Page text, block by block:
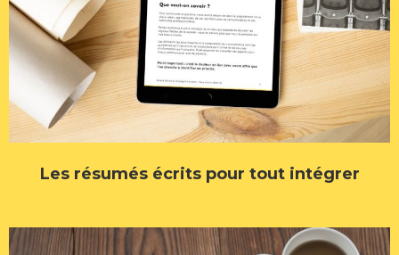
Les résumés écrits pour tout intégrer